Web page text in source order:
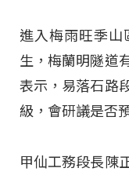
進入梅雨旺季山
生，梅蘭明隧道
表示，易落石路
級，會研議是否
甲仙工務段長陳